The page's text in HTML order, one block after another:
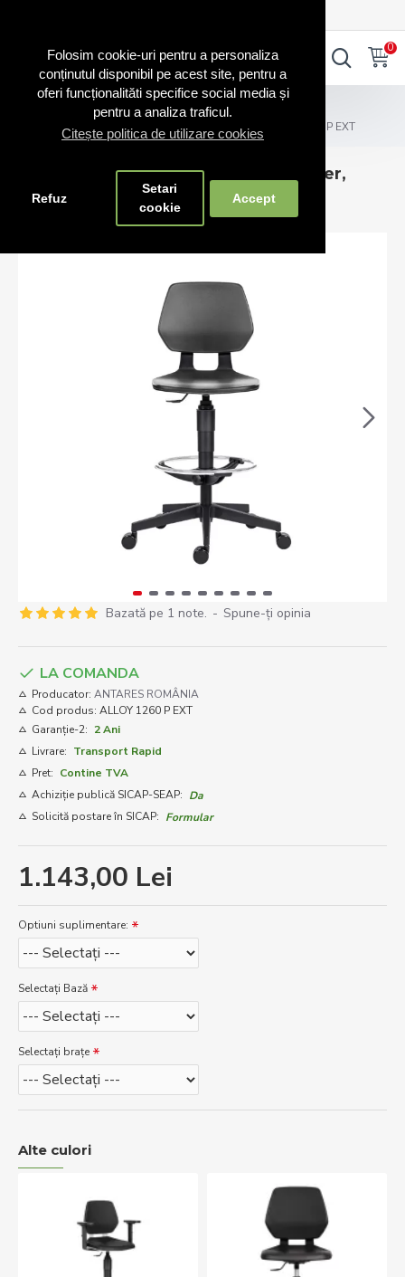
Folosim cookie-uri pentru a personaliza
conținutul disponibil pe acest site, pentru a
oferi funcționalităti specifice social media și
pentru a analiza traficul.
Citește politica de utilizare cookies
Refuz
Setari
cookie
Accept
0
Scaune profesionale
Scaune profesionale laborator, atelier, industriale, 1260 P EXT
Scaune profesionale laborator, atelier,
industriale, 1260 P EXT
Bazată pe 1 note. - Spune-ţi opinia
1.143,00 Lei
LA COMANDA
Producator: ANTARES ROMÂNIA
Cod produs: ALLOY 1260 P EXT
Garanție-2: 2 Ani
Livrare: Transport Rapid
Pret: Contine TVA
Achiziție publică SICAP-SEAP: Da
Solicită postare în SICAP: Formular
Optiuni suplimentare:
Selectați Bază
Selectați brațe
Alte culori